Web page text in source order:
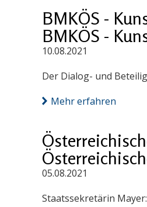
BMKÖS -
BMKÖS -
10.08.2021
Der Dialog- und
Mehr erfahren
05.08.2021
Staatssekretärin